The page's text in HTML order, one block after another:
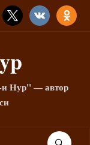
X VKONTAKTE
и Нур" — автор